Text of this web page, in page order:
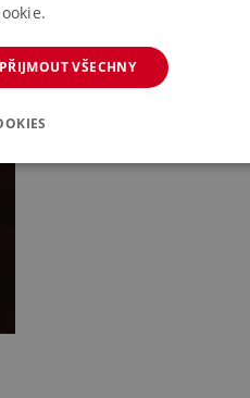
PŘIJMOUT VŠECHNY